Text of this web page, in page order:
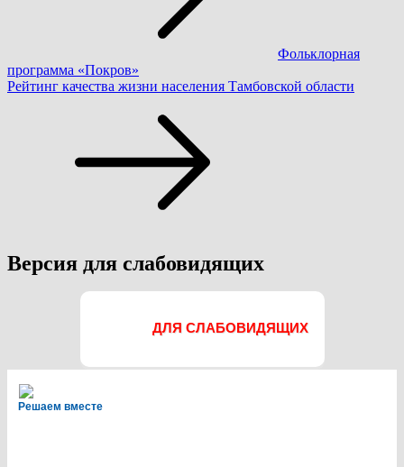
Фольклорная
программа «Покров»
Рейтинг качества жизни населения Тамбовской области
Версия для слабовидящих
ДЛЯ СЛАБОВИДЯЩИХ
Решаем вместе